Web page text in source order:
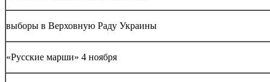
выборы в Верховную Раду Украины
«Русские марши» 4 ноября